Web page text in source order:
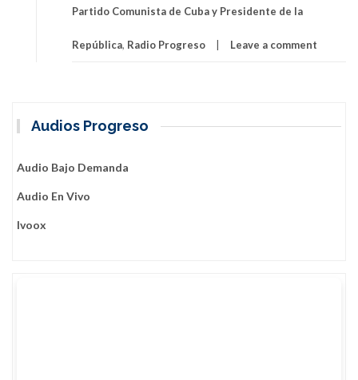
Partido Comunista de Cuba y Presidente de la
República, Radio Progreso Leave a comment
Audios Progreso
Audio Bajo Demanda
Audio En Vivo
Ivoox